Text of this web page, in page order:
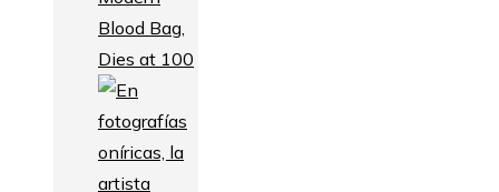
Blood Bag,
Dies at 100